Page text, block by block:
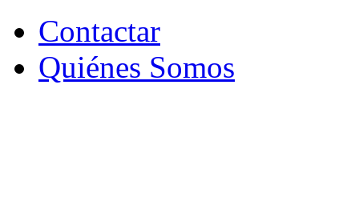
Contactar
Quiénes Somos